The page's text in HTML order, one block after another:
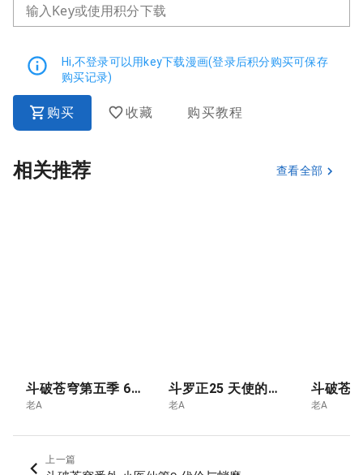
输入Key或使用积分下载
Hi,不登录可以用key下载漫画(登录后积分购买可保存
购买记录)
购买 收藏 购买教程
相关推荐 查看全部
斗破苍穹第五季 6.青莲独尊 云韵的终极突破- 斗尊
老A
斗罗正25 天使的暗面
老A 老A
上一篇